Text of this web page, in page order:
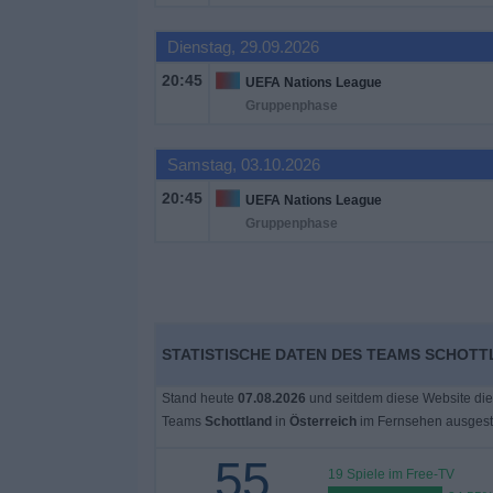
Dienstag, 29.09.2026
20:45
UEFA Nations League
Gruppenphase
Samstag, 03.10.2026
20:45
UEFA Nations League
Gruppenphase
STATISTISCHE DATEN DES TEAMS
Stand heute 07.08.2026 und seitdem diese Website
Teams Schottland in Österreichim Fernsehen
55
19 Spiele im Free-TV